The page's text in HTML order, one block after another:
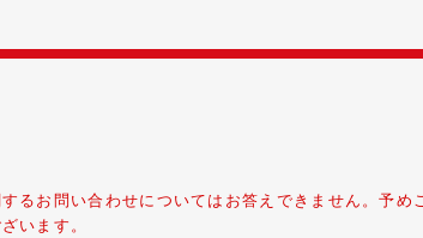
るお問い合わせについてはお答えできません。予め
います。